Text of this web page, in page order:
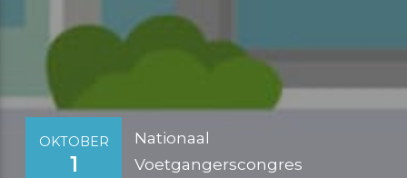
OKTOBER
1
Nationaal
Voetgangerscongres